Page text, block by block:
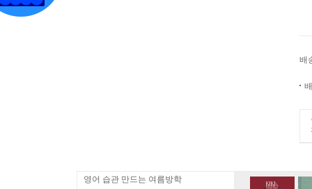
배
영어 습관 만드는 여름방학